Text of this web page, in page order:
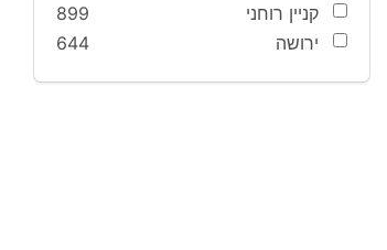
קניין רוחני
899
ירושה
644